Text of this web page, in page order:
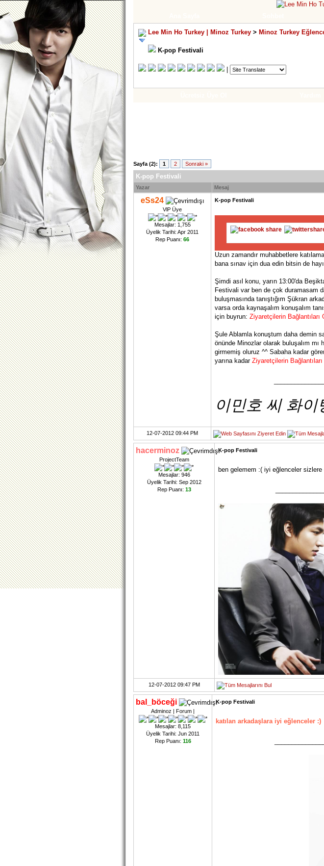
Lee Min Ho Turkey | Minoz Turkey > Minoz Turkey
K-pop Festivali
Sayfa (2): 1 2 Sonraki »
K-pop Festivali
Yazar Mesaj
eSs24
VlP Üye
Mesajlar: 1,755
Üyelik Tarihi: Apr 2011
Rep Puanı: 66
K-pop Festivali
Uzun zamandır muhabbetlere
bana sınav için dua edin bitsin de
Şimdi asıl konu, yarın 13:00'da
Festivali var ben de çok duramasam
buluşmasında tanıştığım Şükran
varsa orda kaynaşalım konuşalım
için buyrun: Ziyaretçilerin
Şule Ablamla konuştum daha demin
önünde Minozlar olarak buluşalım
girmemiş oluruz ^^ Sabaha kadar
yarına kadar Ziyaretçilerin
이민호 씨 화이
12-07-2012 09:44 PM
hacerminoz
ProjectTeam
Mesajlar: 946
Üyelik Tarihi: Sep 2012
Rep Puanı: 13
K-pop Festivali
ben gelemem :( iyi eğlenceler sizlere
12-07-2012 09:47 PM
bal_böceği
Adminoz | Forum |
Mesajlar: 8,115
Üyelik Tarihi: Jun 2011
Rep Puanı: 116
K-pop Festivali
katılan arkadaşlara iyi eğlenceler :)